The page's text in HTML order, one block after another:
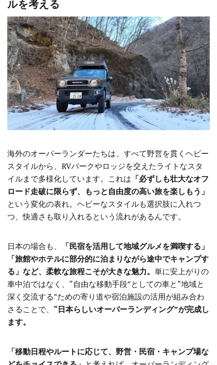
ルを考える
海外のオーバーランダーたちは、すべて野営を貫くヘビー
スタイルから、RVパークやロッジを交えたライトなスタ
イルまで多様化しています。これは 「必ずしも壮大なオフ
ロード走破に限らず、もっと自由度の高い旅を楽しもう」
という変化の表れ。ヘビーなスタイルも選択肢に入れつ
つ、快適さも取り入れるという流れがあるんです。
日本の場合も、
「民宿を活用して地域グルメを満喫する」
「旅館やホテルに部分的に泊まりながら途中でキャンプす
る」など、柔軟な旅程こそが大きな魅力。 単に安上がりの
車中泊ではなく、“自由な移動手段”としての車と“地域と
深く交流する”ための寄り道や宿泊施設の活用が組み合わ
さることで、 “日本らしいオーバーランディング”が完成し
ます。
「移動日程やルートに応じて、野営・民宿・キャンプ場な